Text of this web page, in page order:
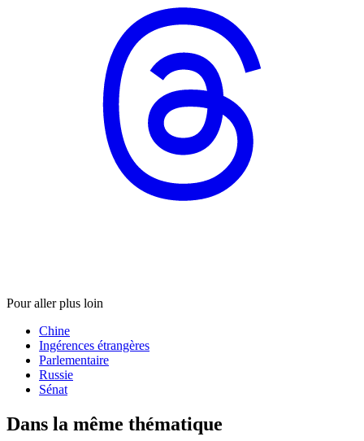
Pour aller plus loin
Chine
Ingérences étrangères
Parlementaire
Russie
Sénat
Dans la même thématique